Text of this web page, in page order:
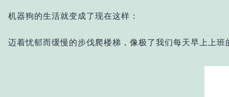
机器狗的生活就变成了现在这样：
迈着忧郁而缓慢的步伐爬楼梯，像极了我们每天早上上班